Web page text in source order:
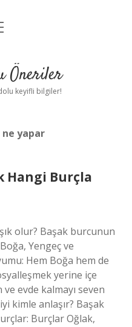
Öneriler
keyifli bilgiler!
yapar
Hangi Burçla
olur? Başak burcunun
Yengeç ve
Hem Boğa hem de
yerine içe
evde kalmayı seven
kimle anlaşır? Başak
Burçlar Oğlak,